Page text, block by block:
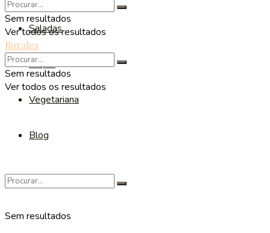
Saladas
Sopas
Vegetariana
Blog
Sem resultados
Sem resultados
Ver todos os resultados
Ruralea
Sem resultados
Ver todos os resultados